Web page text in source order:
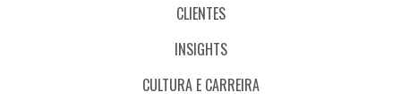
CLIENTES
INSIGHTS
CULTURA E CARREIRA